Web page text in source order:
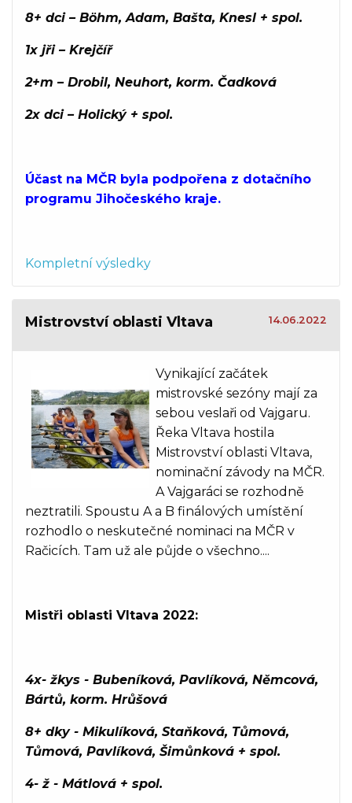
8+ dci – Böhm, Adam, Bašta, Knesl + spol.
1x jři – Krejčíř
2+m – Drobil, Neuhort, korm. Čadková
2x dci – Holický + spol.
Účast na MČR byla podpořena z dotačního
programu Jihočeského kraje.
Kompletní výsledky
Mistrovství oblasti Vltava 14.06.2022
Vynikající začátek
mistrovské sezóny mají za
sebou veslaři od Vajgaru.
Řeka Vltava hostila
Mistrovství oblasti Vltava,
nominační závody na MČR.
A Vajgaráci se rozhodně
neztratili. Spoustu A a B finálových umístění
rozhodlo o neskutečné nominaci na MČR v
Račicích. Tam už ale půjde o všechno....
Mistři oblasti Vltava 2022:
4x- žkys - Bubeníková, Pavlíková, Němcová,
Bártů, korm. Hrůšová
8+ dky - Mikulíková, Staňková, Tůmová,
Tůmová, Pavlíková, Šimůnková + spol.
4- ž - Mátlová + spol.